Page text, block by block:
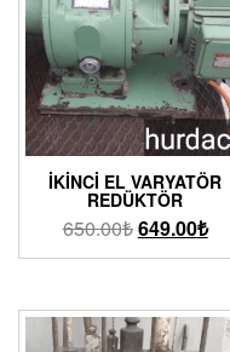
İKINCI EL VARYATÖR
REDÜKTÖR
650.00₺649.00₺